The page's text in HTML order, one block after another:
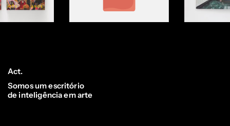
Act.
Somos um escritório
de inteligência em arte